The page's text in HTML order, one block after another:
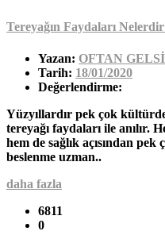
Tereyağın Faydaları
Yazan: OFTAN
Tarih: 18/01/2020
Değerlendirme:
Yüzyıllardır pek çok
tereyağı faydaları ile anılır.
hem de sağlık açısından
beslenme uzman..
daha fazla
6811
0